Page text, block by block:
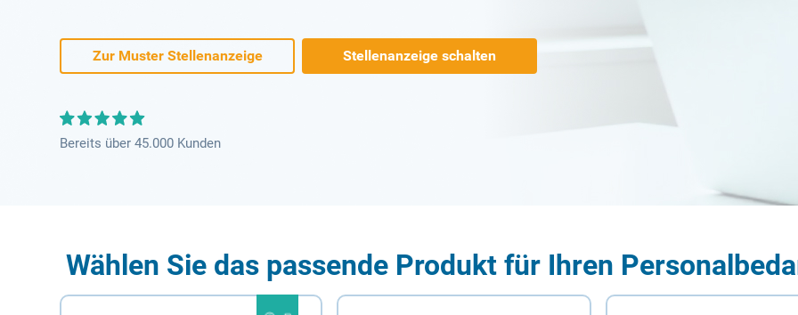
Zur Muster Stellenanzeige Stellenanzeige schalten
Bereits über 45.000 Kunden
Wählen Sie das passende Produkt für Ihren